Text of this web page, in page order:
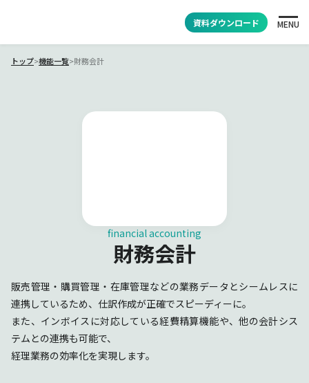
資料ダウンロード MENU
トップ>機能一覧>財務会計
financial accounting
財務会計
販売管理・購買管理・在庫管理などの業務データとシームレスに
連携しているため、仕訳作成が正確でスピーディーに。
また、インボイスに対応している経費精算機能や、他の会計シス
テムとの連携も可能で、
経理業務の効率化を実現します。